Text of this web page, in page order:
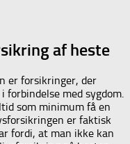
af heste
er forsikringer, der
med sygdom.
som minimum få en
er faktisk
fordi, at man ikke kan